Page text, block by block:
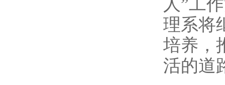
人”工
理系将
培养，
活的道